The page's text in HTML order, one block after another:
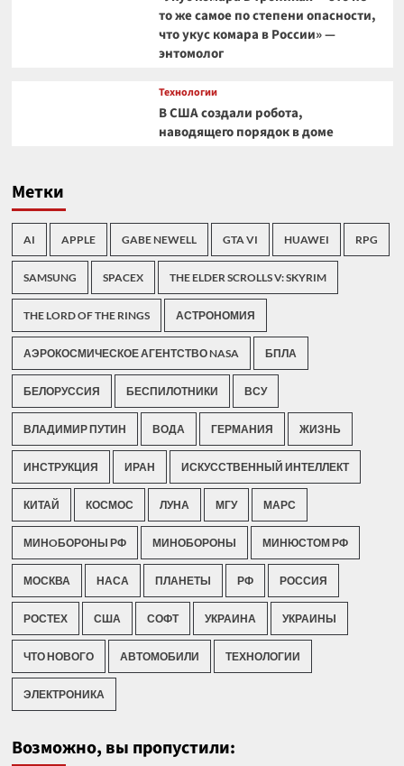
то же самое по степени опасности,
что укус комара в России» —
энтомолог
Технологии
В США создали робота,
наводящего порядок в доме
Метки
AI APPLE GABE NEWELL GTA VI HUAWEI RPG
SAMSUNG SPACEX THE ELDER SCROLLS V: SKYRIM
THE LORD OF THE RINGS АСТРОНОМИЯ
АЭРОКОСМИЧЕСКОЕ АГЕНТСТВО NASA БПЛА
БЕЛОРУССИЯ БЕСПИЛОТНИКИ ВСУ
ВЛАДИМИР ПУТИН ВОДА ГЕРМАНИЯ ЖИЗНЬ
ИНСТРУКЦИЯ ИРАН ИСКУССТВЕННЫЙ ИНТЕЛЛЕКТ
КИТАЙ КОСМОС ЛУНА МГУ МАРС
МИНOБОРОНЫ РФ МИНОБОРОНЫ МИНЮСТОМ РФ
МОСКВА НАСА ПЛАНЕТЫ РФ РОССИЯ
РОСТЕХ США СОФТ УКРАИНА УКРАИНЫ
ЧТО НОВОГО АВТОМОБИЛИ ТЕХНОЛОГИИ
ЭЛЕКТРОНИКА
Возможно, вы пропустили: